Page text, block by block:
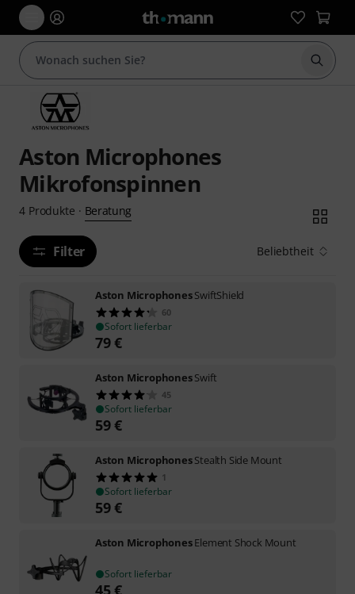
Suche
Aston Microphones
Mikrofonspinnen
4 Produkte · Beratung
Filter Beliebtheit
Aston MicrophonesSwiftShield
60
Sofort lieferbar
79€
Aston MicrophonesSwift
45
Sofort lieferbar
59€
Aston MicrophonesStealth Side Mount
1
Sofort lieferbar
59€
Aston MicrophonesElement Shock Mount
Sofort lieferbar
45€